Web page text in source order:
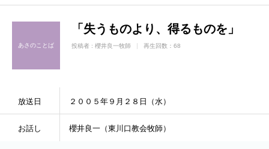
あさのことば
「失うものより、得るものを」
投稿者 : 櫻井良一牧師 再生回数：68
放送日 ２００５年９月２８日（水）
お話し 櫻井良一（東川口教会牧師）